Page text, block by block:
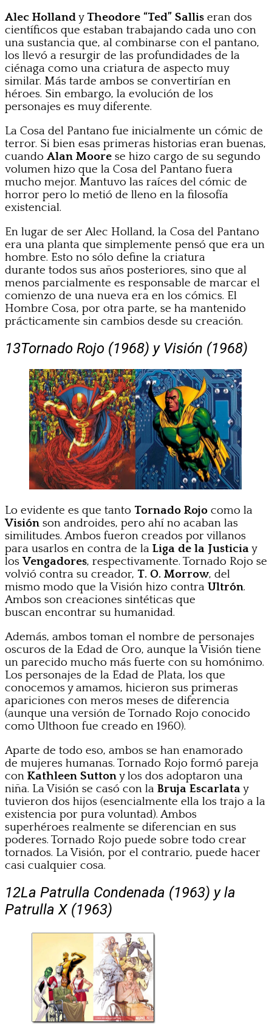
Alec Hollandy Theodore “Ted” Sallis eran dos
científicos que estaban trabajando cada uno con
una sustancia que, al combinarse con el pantano,
los llevó a resurgir de las profundidades de la
ciénaga como una criatura de aspecto muy
similar. Más tarde ambos se convertirían en
héroes. Sin embargo, la evolución de los
personajes es muy diferente.
La Cosa del Pantano fue inicialmente un cómic de
terror. Si bien esas primeras historias eran buenas,
cuando Alan Moore se hizo cargo de su segundo
volumen hizo que la Cosa del Pantano fuera
mucho mejor. Mantuvo las raíces del cómic de
horror pero lo metió de lleno en la filosofía
existencial.
En lugar de ser Alec Holland, la Cosa del Pantano
era una planta que simplemente pensó que era un
hombre. Esto no sólo define la criatura
durante todos sus años posteriores, sino que al
menos parcialmente es responsable de marcar el
comienzo de una nueva era en los cómics. El
Hombre Cosa, por otra parte, se ha mantenido
prácticamente sin cambios desde su creación.
13Tornado Rojo (1968) y Visión (1968)
Lo evidente es que tanto Tornado Rojo como la
Visión son androides, pero ahí no acaban las
similitudes. Ambos fueron creados por villanos
para usarlos en contra de la Liga de la Justiciay
losVengadores, respectivamente. Tornado Rojo se
volvió contra su creador, T. O. Morrow, del
mismo modo que la Visión hizo contra Ultrón.
Ambos son creaciones sintéticas que
buscan encontrar su humanidad.
Además, ambos toman el nombre de personajes
oscuros de la Edad de Oro, aunque la Visión tiene
un parecido mucho más fuerte con su homónimo.
Los personajes de la Edad de Plata, los que
conocemos y amamos, hicieron sus primeras
apariciones con meros meses de diferencia
(aunque una versión de Tornado Rojo conocido
como Ulthoon fue creado en 1960).
Aparte de todo eso, ambos se han enamorado
de mujeres humanas. Tornado Rojo formó pareja
con Kathleen Suttony los dos adoptaron una
niña. La Visión se casó con la Bruja Escarlatay
tuvieron dos hijos (esencialmente ella los trajo a la
existencia por pura voluntad). Ambos
superhéroes realmente se diferencian en sus
poderes. Tornado Rojo puede sobre todo crear
tornados. La Visión, por el contrario, puede hacer
casi cualquier cosa.
12La Patrulla Condenada (1963) y la
Patrulla X (1963)